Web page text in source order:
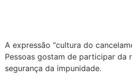
A expressão “cultura do
Pessoas gostam de participar da
segurança da impunidade.